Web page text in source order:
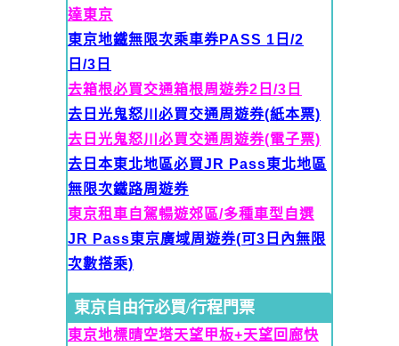
達東京
東京地鐵無限次乘車券PASS 1日/2
日/3日
去箱根必買交通箱根周遊券2日/3日
去日光鬼怒川必買交通周遊券(紙本票)
去日光鬼怒川必買交通周遊券(電子票)
去日本東北地區必買JR Pass東北地區
無限次鐵路周遊券
東京租車自駕暢遊郊區/多種車型自選
JR Pass東京廣域周遊券(可3日內無限
次數搭乘)
東京自由行必買/行程門票
東京地標晴空塔天望甲板+天望回廊快